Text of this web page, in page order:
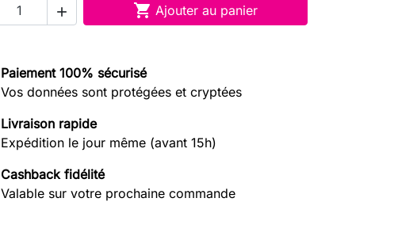
  Ajouter au panier
Paiement 100% sécurisé
Vos données sont protégées et cryptées
Livraison rapide
Expédition le jour même (avant 15h)
Cashback fidélité
Valable sur votre prochaine commande